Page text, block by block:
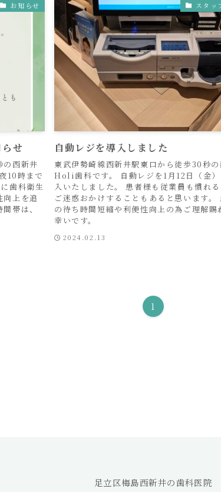
お知らせ
せ
の西新井
10時まで
歯科衛生
上を追
帯は、
スタッ
自動レジを導入しました
東武伊勢崎線西新井駅東口から徒歩30秒
Holi歯科です。 自動レジを1月12日（金
入いたしました。 患者様も従業員も慣れ
ご迷惑おかけすることもあると思います。
の待ち時間短縮や利便性向上の為ご理解賜
幸いです。
2024.02.13
1
足立区梅島西新井の歯科医院